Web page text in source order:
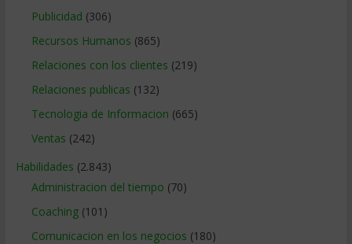
Publicidad (306)
Recursos Humanos (865)
Relaciones con los clientes (219)
Relaciones publicas (132)
Tecnologia de Informacion (665)
Ventas (242)
Habilidades (2.843)
Administracion del tiempo (70)
Coaching(101)
Comunicacion en los negocios (180)